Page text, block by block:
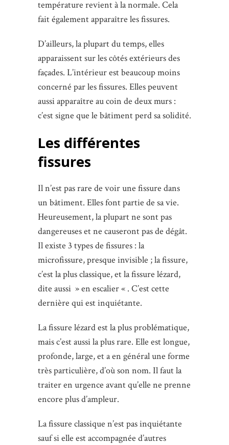
température revient à la normale. Cela
fait également apparaître les fissures.
D’ailleurs, la plupart du temps, elles
apparaissent sur les côtés extérieurs des
façades. L’intérieur est beaucoup moins
concerné par les fissures. Elles peuvent
aussi apparaître au coin de deux murs :
c’est signe que le bâtiment perd sa solidité.
Les différentes
fissures
Il n’est pas rare de voir une fissure dans
un bâtiment. Elles font partie de sa vie.
Heureusement, la plupart ne sont pas
dangereuses et ne causeront pas de dégât.
Il existe 3 types de fissures : la
microfissure, presque invisible ; la fissure,
c’est la plus classique, et la fissure lézard,
dite aussi » en escalier « . C’est cette
dernière qui est inquiétante.
La fissure lézard est la plus problématique,
mais c’est aussi la plus rare. Elle est longue,
profonde, large, et a en général une forme
très particulière, d’où son nom. Il faut la
traiter en urgence avant qu’elle ne prenne
encore plus d’ampleur.
La fissure classique n’est pas inquiétante
sauf si elle est accompagnée d’autres